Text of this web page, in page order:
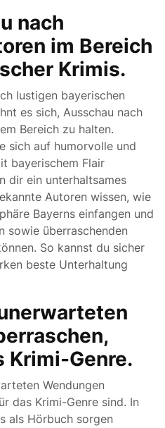
nach
im Bereich
Krimis.
lustigen bayerischen
es sich, Ausschau nach
Bereich zu halten.
sich auf humorvolle und
bayerischem Flair
dir ein unterhaltsames
Autoren wissen, wie
Bayerns einfangen und
sowie überraschenden
So kannst du sicher
beste Unterhaltung
Krimi-Genre.
Wendungen
das Krimi-Genre sind. In
als Hörbuch sorgen